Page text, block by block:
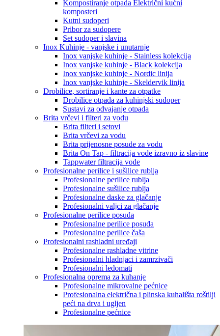
Kompostiranje otpada Električni kućni
komposteri
Kutni sudoperi
Pribor za sudopere
Set sudoper i slavina
Inox Kuhinje - vanjske i unutarnje
Inox vanjske kuhinje - Stainless kolekcija
Inox vanjske kuhinje - Black kolekcija
Inox vanjske kuhinje - Nordic linija
Inox vanjske kuhinje - Skeldervik linija
Drobilice, sortiranje i kante za otpatke
Drobilice otpada za kuhinjski sudoper
Sustavi za odvajanje otpada
Brita vrčevi i filteri za vodu
Brita filteri i setovi
Brita vrčevi za vodu
Brita prijenosne posude za vodu
Brita On Tap - filtracija vode izravno iz slavine
Tappwater filtracija vode
Profesionalne perilice i sušilice rublja
Profesionalne perilice rublja
Profesionalne sušilice rublja
Profesionalne daske za glačanje
Profesionalni valjci za glačanje
Profesionalne perilice posuđa
Profesionalne perilice posuđa
Profesionalne perilice čaša
Profesionalni rashladni uređaji
Profesionalne rashladne vitrine
Profesionalni hladnjaci i zamrzivači
Profesionalni ledomati
Profesionalna oprema za kuhanje
Profesionalne mikrovalne pećnice
Profesionalna električna i plinska kuhališta roštilji
peći na drva i ugljen
Profesionalne pećnice